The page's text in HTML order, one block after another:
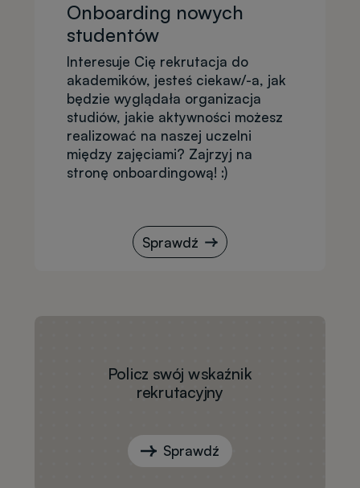
Onboarding nowych
studentów
Interesuje Cię rekrutacja do
akademików, jesteś ciekaw/-a, jak
będzie wyglądała organizacja
studiów, jakie aktywności możesz
realizować na naszej uczelni
między zajęciami? Zajrzyj na
stronę onboardingową! :)
Sprawdź
Policz swój wskaźnik
rekrutacyjny
Sprawdź